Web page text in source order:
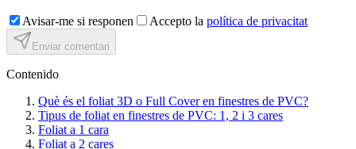
Avisar-me si responen Accepto la política de privacitat
Enviar comentari
Contenido
Què és el foliat 3D o Full Cover en finestres de PVC?
Tipus de foliat en finestres de PVC: 1, 2 i 3 cares
Foliat a 1 cara
Foliat a 2 cares